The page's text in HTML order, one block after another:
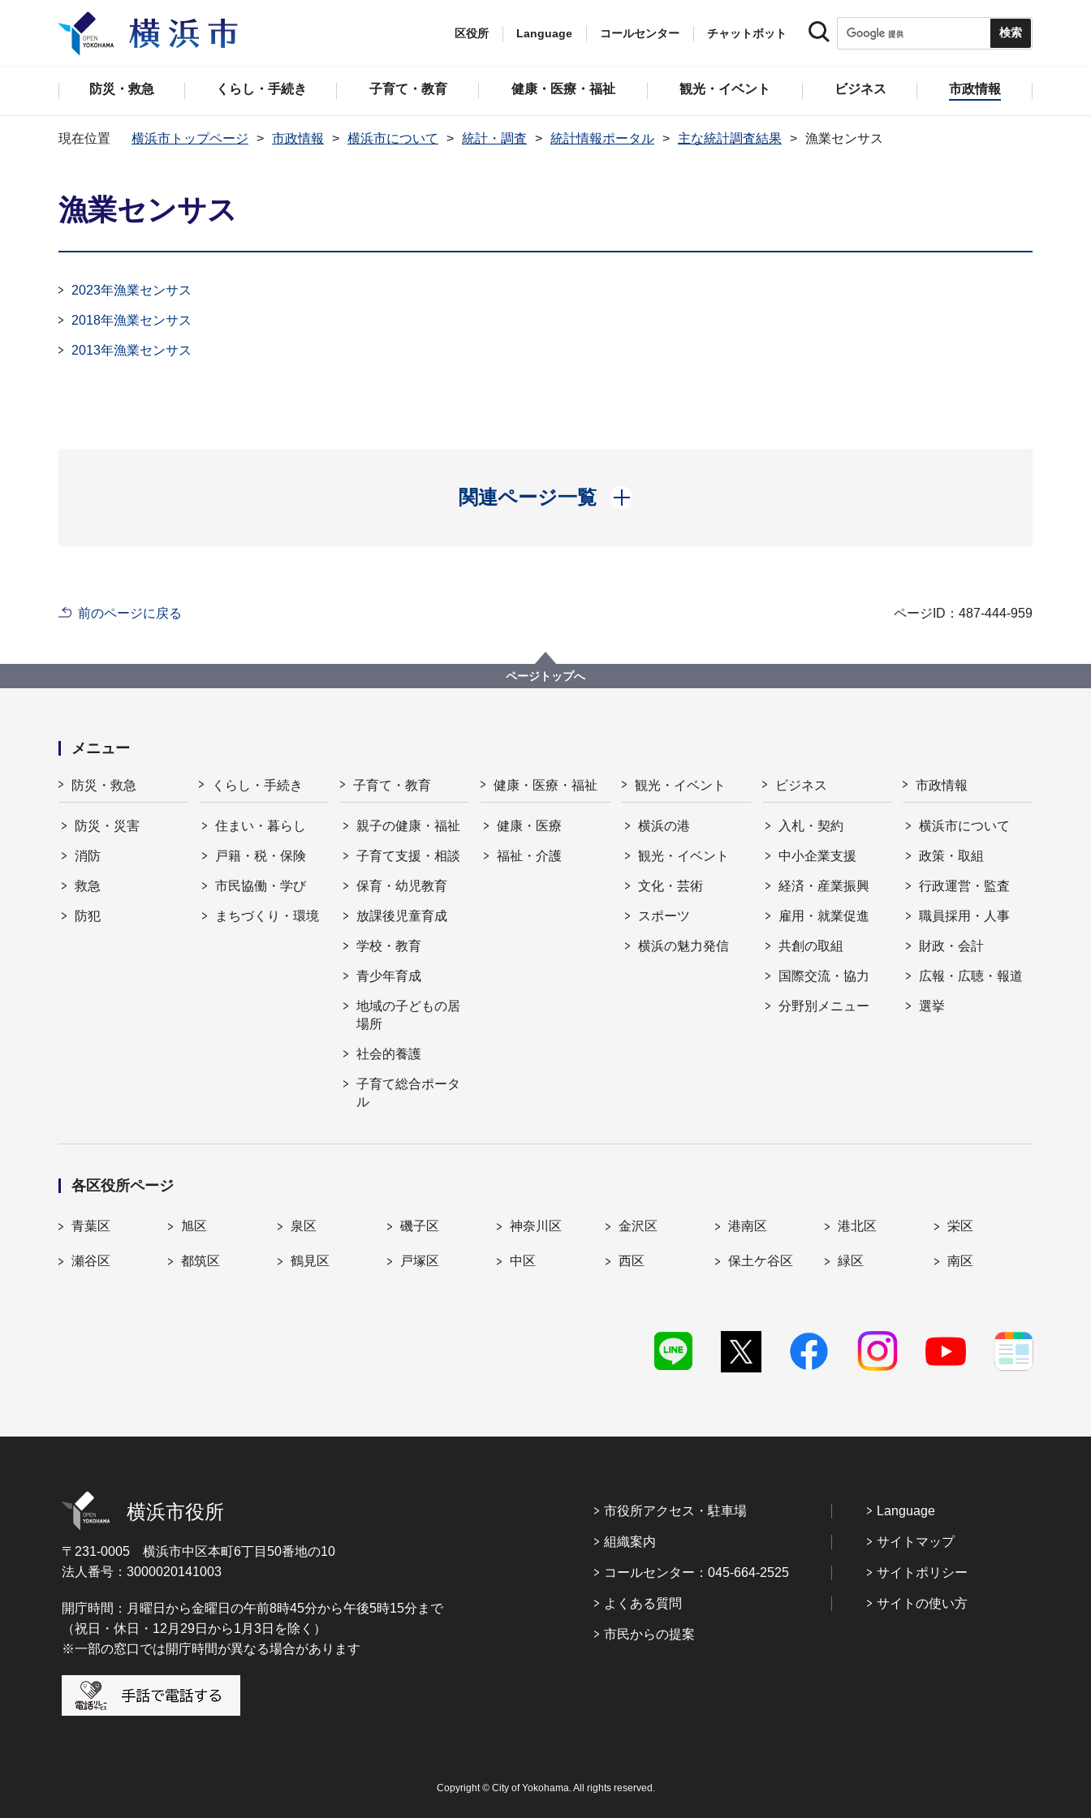
区役所 Language コールセンター チャットボット
防災・救急 くらし・手続き 子育て・教育 健康・医療・福祉 観光・イベント ビジネス 市政情報
現在位置 横浜市トップページ 市政情報 横浜市について 統計・調査 統計情報ポータル 主な統計調査結果 漁業センサス
漁業センサス
2023年漁業センサス
2018年漁業センサス
2013年漁業センサス
関連ページ一覧
開く
前のページに戻る ページID：487-444-959
ページトップへ
メニュー
防災・救急
防災・災害
消防
救急
防犯
くらし・手続き
住まい・暮らし
戸籍・税・保険
市民協働・学び
まちづくり・環境
子育て・教育
親子の健康・福祉
子育て支援・相談
保育・幼児教育
放課後児童育成
学校・教育
青少年育成
地域の子どもの居
場所
社会的養護
子育て総合ポータ
ル
健康・医療・福祉
健康・医療
福祉・介護
観光・イベント
横浜の港
観光・イベント
文化・芸術
スポーツ
横浜の魅力発信
ビジネス
入札・契約
中小企業支援
経済・産業振興
雇用・就業促進
共創の取組
国際交流・協力
分野別メニュー
市政情報
横浜市について
政策・取組
行政運営・監査
職員採用・人事
財政・会計
広報・広聴・報道
選挙
各区役所ページ
青葉区 旭区 泉区 磯子区 神奈川区 金沢区 港南区 港北区 栄区
瀬谷区 都筑区 鶴見区 戸塚区 中区 西区 保土ケ谷区 緑区 南区
横浜市役所
〒231-0005 横浜市中区本町6丁目50番地の10
法人番号：3000020141003
開庁時間：月曜日から金曜日の午前8時45分から午後5時15分まで
（祝日・休日・12月29日から1月3日を除く）
※一部の窓口では開庁時間が異なる場合があります
市役所アクセス・駐車場
組織案内
コールセンター：045-664-2525
よくある質問
市民からの提案
Language
サイトマップ
サイトポリシー
サイトの使い方
Copyright © City of Yokohama. All rights reserved.